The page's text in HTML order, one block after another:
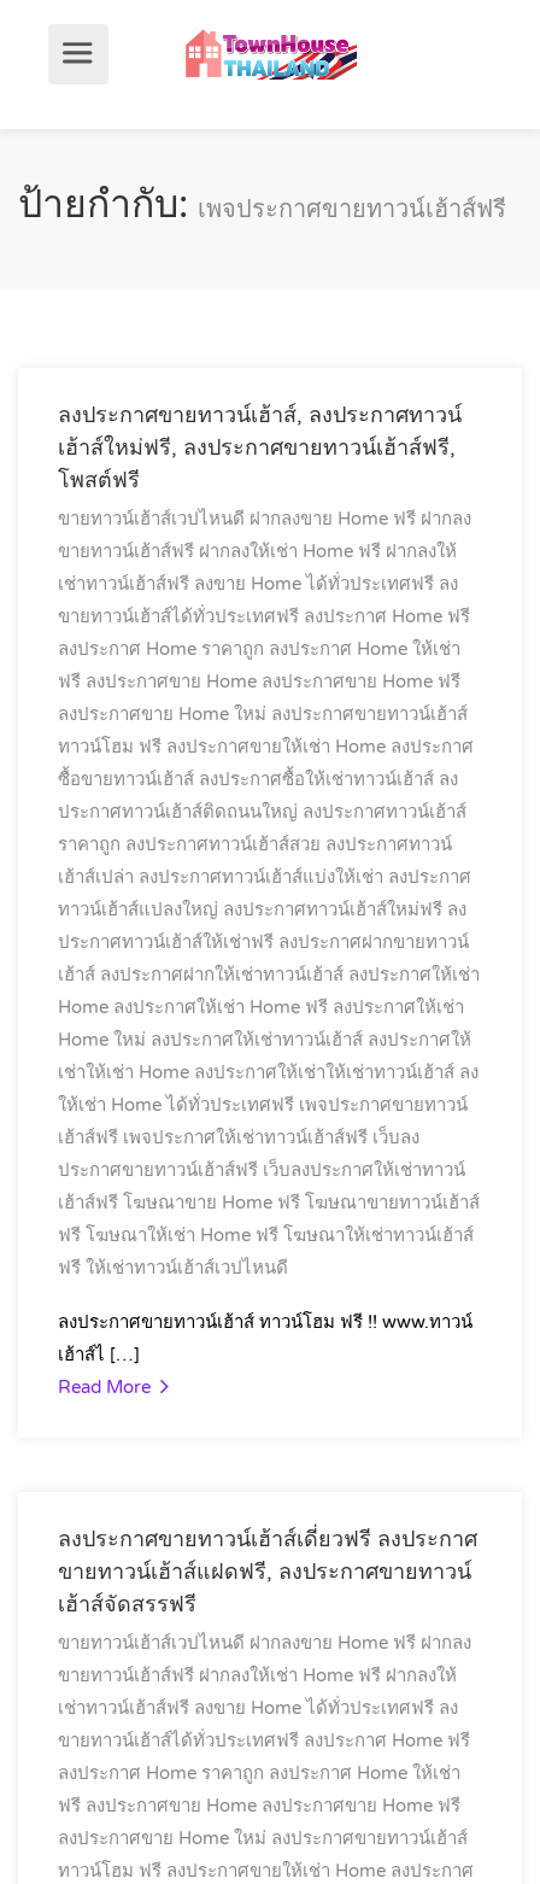
ป้ายกำกับ: เพจประกาศขายทาวน์เฮ้าส์ฟรี
ลงประกาศขายทาวน์เฮ้าส์, ลงประกาศทาวน์
เฮ้าส์ใหม่ฟรี, ลงประกาศขายทาวน์เฮ้าส์ฟรี,
โพสต์ฟรี
ขายทาวน์เฮ้าส์เวปไหนดี ฝากลงขาย Home ฟรี ฝากลง
ขายทาวน์เฮ้าส์ฟรี ฝากลงให้เช่า Home ฟรี ฝากลงให้
เช่าทาวน์เฮ้าส์ฟรี ลงขาย Home ได้ทั่วประเทศฟรี ลง
ขายทาวน์เฮ้าส์ได้ทั่วประเทศฟรี ลงประกาศ Home ฟรี
ลงประกาศ Home ราคาถูก ลงประกาศ Home ให้เช่า
ฟรี ลงประกาศขาย Home ลงประกาศขาย Home ฟรี
ลงประกาศขาย Home ใหม่ ลงประกาศขายทาวน์เฮ้าส์
ทาวน์โฮม ฟรี ลงประกาศขายให้เช่า Home ลงประกาศ
ซื้อขายทาวน์เฮ้าส์ ลงประกาศซื้อให้เช่าทาวน์เฮ้าส์ ลง
ประกาศทาวน์เฮ้าส์ติดถนนใหญ่ ลงประกาศทาวน์เฮ้าส์
ราคาถูก ลงประกาศทาวน์เฮ้าส์สวย ลงประกาศทาวน์
เฮ้าส์เปล่า ลงประกาศทาวน์เฮ้าส์แบ่งให้เช่า ลงประกาศ
ทาวน์เฮ้าส์แปลงใหญ่ ลงประกาศทาวน์เฮ้าส์ใหม่ฟรี ลง
ประกาศทาวน์เฮ้าส์ให้เช่าฟรี ลงประกาศฝากขายทาวน์
เฮ้าส์ ลงประกาศฝากให้เช่าทาวน์เฮ้าส์ ลงประกาศให้เช่า
Home ลงประกาศให้เช่า Home ฟรี ลงประกาศให้เช่า
Home ใหม่ ลงประกาศให้เช่าทาวน์เฮ้าส์ ลงประกาศให้
เช่าให้เช่า Home ลงประกาศให้เช่าให้เช่าทาวน์เฮ้าส์ ลง
ให้เช่า Home ได้ทั่วประเทศฟรี เพจประกาศขายทาวน์
เฮ้าส์ฟรี เพจประกาศให้เช่าทาวน์เฮ้าส์ฟรี เว็บลง
ประกาศขายทาวน์เฮ้าส์ฟรี เว็บลงประกาศให้เช่าทาวน์
เฮ้าส์ฟรี โฆษณาขาย Home ฟรี โฆษณาขายทาวน์เฮ้าส์
ฟรี โฆษณาให้เช่า Home ฟรี โฆษณาให้เช่าทาวน์เฮ้าส์
ฟรี ให้เช่าทาวน์เฮ้าส์เวปไหนดี
ลงประกาศขายทาวน์เฮ้าส์ ทาวน์โฮม ฟรี !! www.ทาวน์
เฮ้าส์ไ […]
Read More
ลงประกาศขายทาวน์เฮ้าส์เดี่ยวฟรี ลงประกาศ
ขายทาวน์เฮ้าส์แฝดฟรี, ลงประกาศขายทาวน์
เฮ้าส์จัดสรรฟรี
ขายทาวน์เฮ้าส์เวปไหนดี ฝากลงขาย Home ฟรี ฝากลง
ขายทาวน์เฮ้าส์ฟรี ฝากลงให้เช่า Home ฟรี ฝากลงให้
เช่าทาวน์เฮ้าส์ฟรี ลงขาย Home ได้ทั่วประเทศฟรี ลง
ขายทาวน์เฮ้าส์ได้ทั่วประเทศฟรี ลงประกาศ Home ฟรี
ลงประกาศ Home ราคาถูก ลงประกาศ Home ให้เช่า
ฟรี ลงประกาศขาย Home ลงประกาศขาย Home ฟรี
ลงประกาศขาย Home ใหม่ ลงประกาศขายทาวน์เฮ้าส์
ทาวน์โฮม ฟรี ลงประกาศขายให้เช่า Home ลงประกาศ